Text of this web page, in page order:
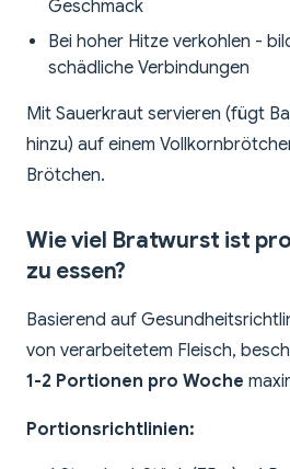
Geschmack
Bei hoher Hitze verkohlen -
schädliche Verbindungen
Mit Sauerkraut servieren (fügt
hinzu) auf einem
Brötchen.
Wie viel Bratwurst ist
zu essen?
Basierend auf
von verarbeitetem Fleisch,
1-2 Portionen pro Woche
Portionsrichtlinien: